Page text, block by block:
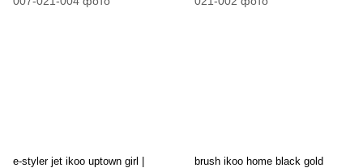
e-styler jet ikoo uptown girl |
brush ikoo home black gold